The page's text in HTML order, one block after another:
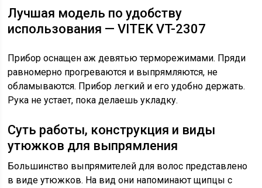
Лучшая модель по удобству
использования — VITEK VT-2307
Прибор оснащен аж девятью терморежимами. Пряди
равномерно прогреваются и выпрямляются, не
обламываются. Прибор легкий и его удобно держать.
Рука не устает, пока делаешь укладку.
Суть работы, конструкция и виды
утюжков для выпрямления
Большинство выпрямителей для волос представлено
в виде утюжков. На вид они напоминают щипцы с